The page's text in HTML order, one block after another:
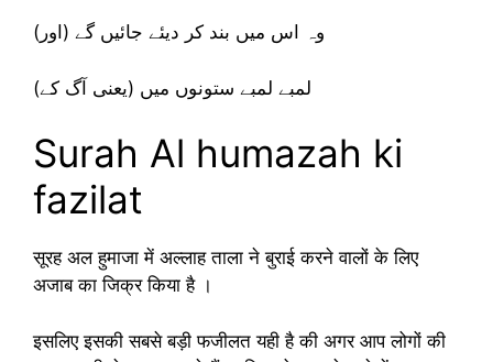
(اور) وہ اس میں بند کر دیئے جائیں گے
لمبے لمبے ستونوں میں (یعنی آگ کے)
Surah Al humazah ki
fazilat
सूरह अल हुमाजा में अल्लाह ताला ने बुराई करने वालों के लिए
अजाब का जिक्र किया है ।
इसलिए इसकी सबसे बड़ी फजीलत यही है की अगर आप लोगों की